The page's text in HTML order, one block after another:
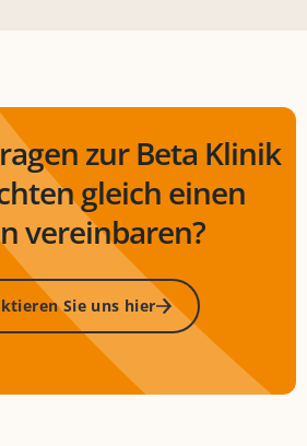
zur Beta Klinik
gleich einen
vereinbaren?
Sie uns hier